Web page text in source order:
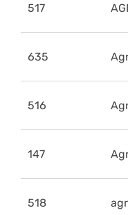
517
635
516
147
518